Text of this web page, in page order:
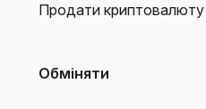
Продати криптовалюту
Обміняти